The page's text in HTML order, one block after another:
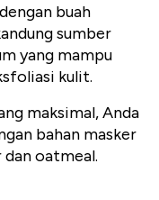
buah
sumber
yang mampu
kulit.
maksimal, Anda
bahan masker
oatmeal.